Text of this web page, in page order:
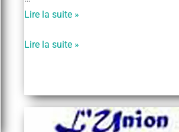
Les
des
Lire la suite »
Les
Lire la suite »